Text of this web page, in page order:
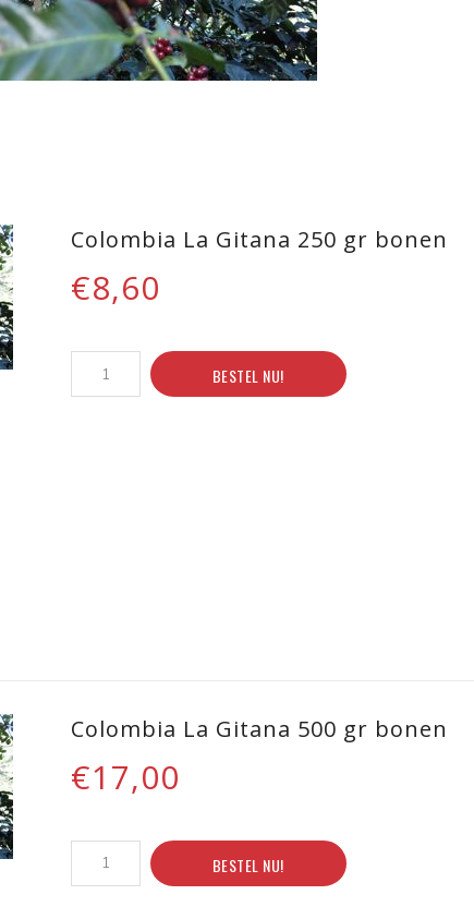
Colombia La Gitana 250 gr bonen
€8,60
BESTEL NU!
Colombia La Gitana 500 gr bonen
€17,00
BESTEL NU!